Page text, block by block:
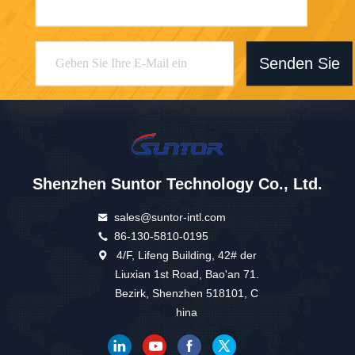
Senden Sie
Shenzhen Suntor Technology Co., Ltd.
sales@suntor-intl.com
86-130-5810-0195
4/F, Lifeng Building, 42# der
Liuxian 1st Road, Bao'an 71.
Bezirk, Shenzhen 518101, C
hina